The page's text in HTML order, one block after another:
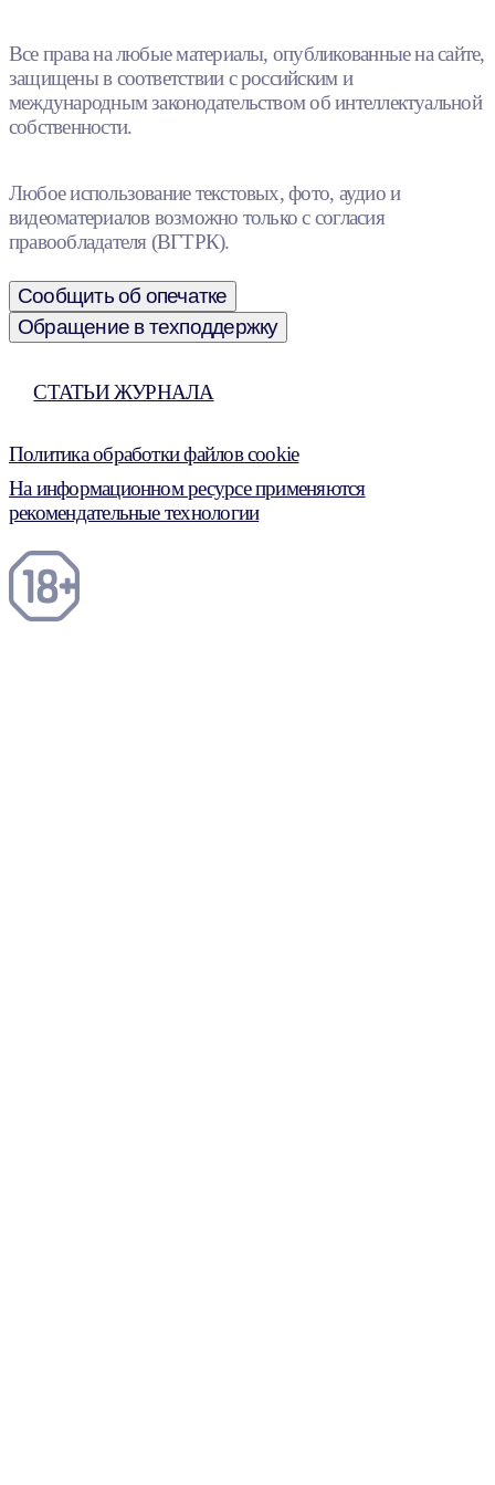
Все права на любые материалы, опубликованные на сайте,
защищены в соответствии с российским и
международным законодательством об интеллектуальной
собственности.
Любое использование текстовых, фото, аудио и
видеоматериалов возможно только с согласия
правообладателя (ВГТРК).
Сообщить об опечатке
Обращение в техподдержку
СТАТЬИ ЖУРНАЛА
Политика обработки файлов cookie
На информационном ресурсе применяются
рекомендательные технологии